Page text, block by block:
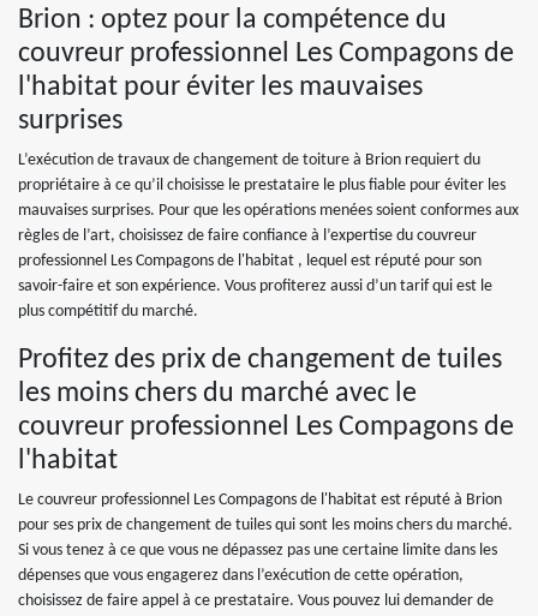
Brion : optez pour la compétence du
couvreur professionnel Les Compagons de
l'habitat pour éviter les mauvaises
surprises
L’exécution de travaux de changement de toiture à Brion requiert du
propriétaire à ce qu’il choisisse le prestataire le plus fiable pour éviter les
mauvaises surprises. Pour que les opérations menées soient conformes aux
règles de l’art, choisissez de faire confiance à l’expertise du couvreur
professionnel Les Compagons de l'habitat , lequel est réputé pour son
savoir-faire et son expérience. Vous profiterez aussi d’un tarif qui est le
plus compétitif du marché.
Profitez des prix de changement de tuiles
les moins chers du marché avec le
couvreur professionnel Les Compagons de
l'habitat
Le couvreur professionnel Les Compagons de l'habitat est réputé à Brion
pour ses prix de changement de tuiles qui sont les moins chers du marché.
Si vous tenez à ce que vous ne dépassez pas une certaine limite dans les
dépenses que vous engagerez dans l’exécution de cette opération,
choisissez de faire appel à ce prestataire. Vous pouvez lui demander de